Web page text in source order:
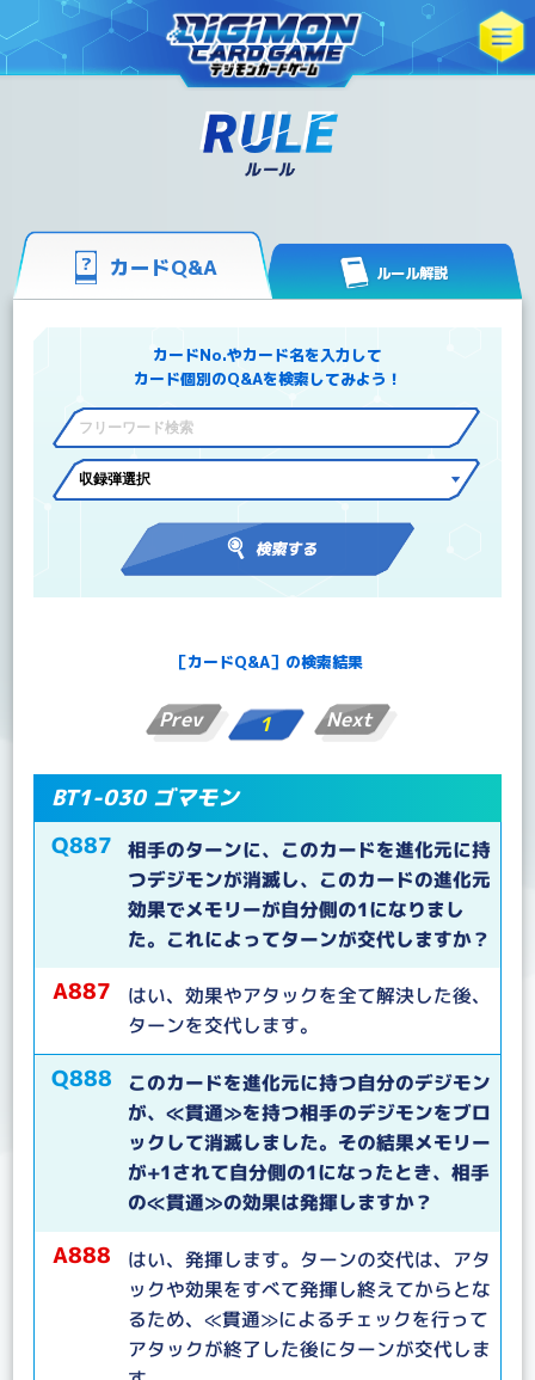
カードQ&A ルール解説
カードNo.やカード名を入力して
カード個別のQ&Aを検索してみよう！
［カードQ&A］の検索結果
Prev 1 Next
BT1-030 ゴマモン
Q887
相手のターンに、このカードを進化元に持
つデジモンが消滅し、このカードの進化元
効果でメモリーが自分側の1になりまし
た。これによってターンが交代しますか？
A887 はい、効果やアタックを全て解決した後、
ターンを交代します。
Q888
このカードを進化元に持つ自分のデジモン
が、≪貫通≫を持つ相手のデジモンをブロ
ックして消滅しました。その結果メモリー
が+1されて自分側の1になったとき、相手
の≪貫通≫の効果は発揮しますか？
A888
はい、発揮します。ターンの交代は、アタ
ックや効果をすべて発揮し終えてからとな
るため、≪貫通≫によるチェックを行って
アタックが終了した後にターンが交代しま